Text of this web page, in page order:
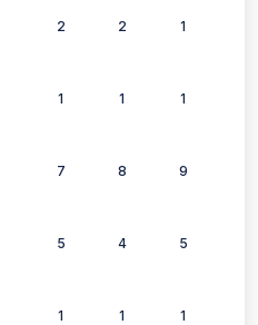
2 2 1
1 1 1
7 8 9
5 4 5
1 1 1